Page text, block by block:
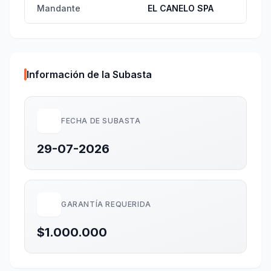
Mandante EL CANELO SPA
Información de la Subasta
FECHA DE SUBASTA
29-07-2026
GARANTÍA REQUERIDA
$1.000.000